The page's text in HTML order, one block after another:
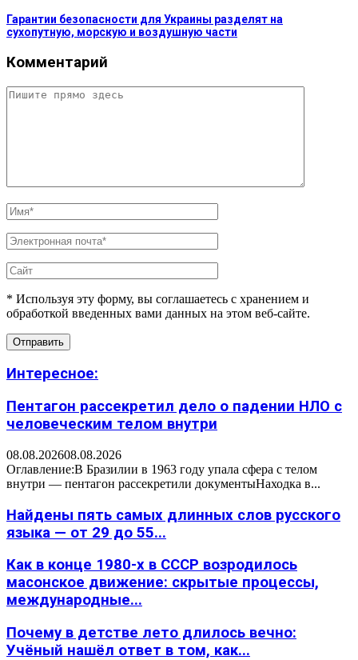
Гарантии безопасности для Украины разделят на
сухопутную, морскую и воздушную части
Комментарий
* Используя эту форму, вы соглашаетесь с хранением и
обработкой введенных вами данных на этом веб-сайте.
Интересное:
Пентагон рассекретил дело о падении НЛО с
человеческим телом внутри
08.08.202608.08.2026
Оглавление:В Бразилии в 1963 году упала сфера с телом
внутри — пентагон рассекретили документыНаходка в...
Найдены пять самых длинных слов русского
языка — от 29 до 55...
Как в конце 1980-х в СССР возродилось
масонское движение: скрытые процессы,
международные...
Почему в детстве лето длилось вечно:
Учёный нашёл ответ в том, как...